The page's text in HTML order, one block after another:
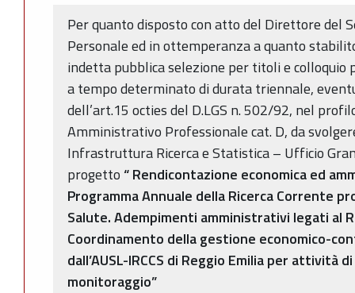
Per quanto disposto con atto del Direttore del
Personale ed in ottemperanza a quanto
indetta pubblica selezione per titoli e colloquio
a tempo determinato di durata triennale,
dell’art.15 octies del D.LGS n. 502/92, nel
Amministrativo Professionale cat. D, da
Infrastruttura Ricerca e Statistica – Ufficio
progetto “Rendicontazione economica ed
Programma Annuale della Ricerca Corrente
Salute. Adempimenti amministrativi legati al
Coordinamento della gestione economico-
dall’AUSL-IRCCS di Reggio Emilia per attività
monitoraggio”